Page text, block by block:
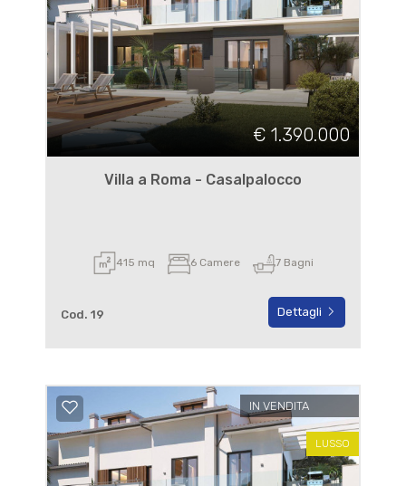
€ 1.390.000
Villa a Roma - Casalpalocco
415 mq 6 Camere 7 Bagni
Cod. 19 Dettagli
IN VENDITA
LUSSO